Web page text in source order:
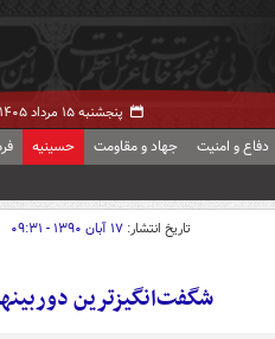
پنجشنبه ۱۵ مرداد ۱۴۰۵ -
دفاع و امنیت جهاد و مقاومت حسینیه
تاریخ انتشار: ۱۷ آبان ۱۳۹۰ - ۰۹:۳۱
شگفت‌انگیزترین